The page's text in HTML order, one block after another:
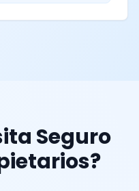
Seguro